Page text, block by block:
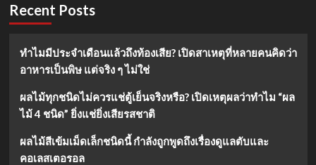
ยก
ที่สุด
ตลอด
จาก
หน้า
เด็ก”
สู่
ต่อสู้
หลัง
ร้าย
แรง…
Recent Posts
ทำไมมีประจำเดือนแล้วถึงท้องเสีย? เปิดสาเหตุที่หลายคนคิดว่า
อาหารเป็นพิษ แต่จริง ๆ ไม่ใช่
ผลไม้ทุกชนิดไม่ควรแช่ตู้เย็นจริงหรือ? เปิดเหตุผลว่าทำไม “ผล
ไม้ 4 ชนิด” ยิ่งแช่ยิ่งเสียรสชาติ
ผลไม้สีเข้มเม็ดเล็กชนิดนี้ กำลังถูกพูดถึงเรื่องดูแลตับและ
คอเลสเตอรอล